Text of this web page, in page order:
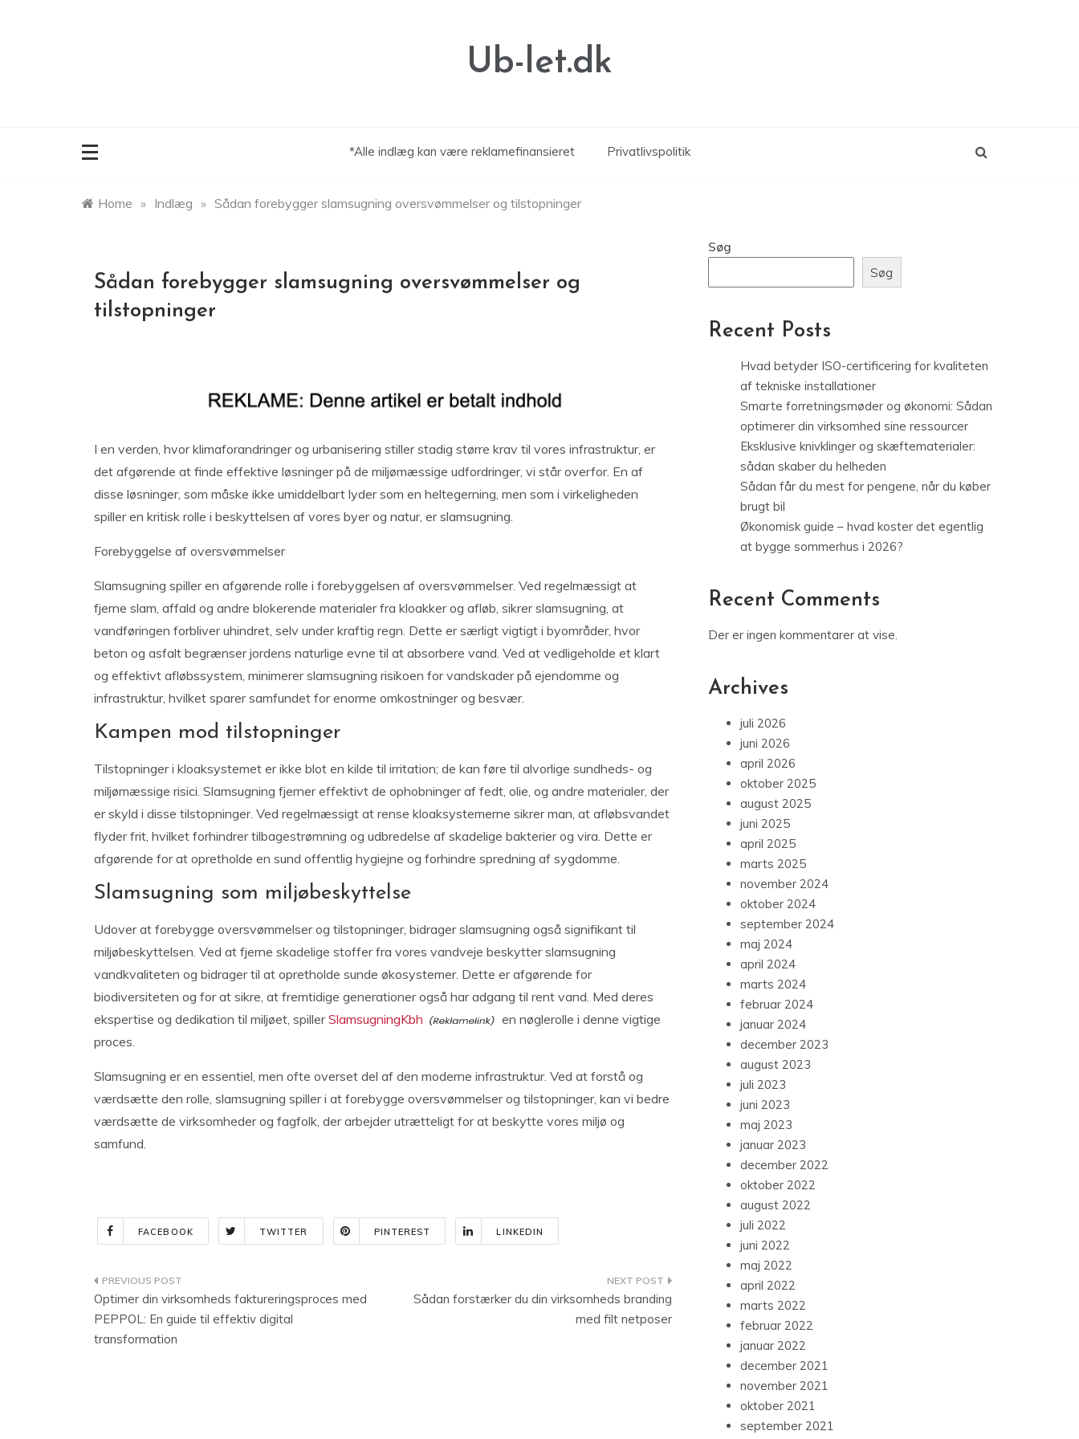
Ub-let.dk
*Alle indlæg kan være reklamefinansieret Privatlivspolitik
Home » Indlæg » Sådan forebygger slamsugning oversvømmelser og tilstopninger
Sådan forebygger slamsugning oversvømmelser og
tilstopninger
I en verden, hvor klimaforandringer og urbanisering stiller stadig større krav til vores infrastruktur, er
det afgørende at finde effektive løsninger på de miljømæssige udfordringer, vi står overfor. En af
disse løsninger, som måske ikke umiddelbart lyder som en heltegerning, men som i virkeligheden
spiller en kritisk rolle i beskyttelsen af vores byer og natur, er slamsugning.
Forebyggelse af oversvømmelser
Slamsugning spiller en afgørende rolle i forebyggelsen af oversvømmelser. Ved regelmæssigt at
fjerne slam, affald og andre blokerende materialer fra kloakker og afløb, sikrer slamsugning, at
vandføringen forbliver uhindret, selv under kraftig regn. Dette er særligt vigtigt i byområder, hvor
beton og asfalt begrænser jordens naturlige evne til at absorbere vand. Ved at vedligeholde et klart
og effektivt afløbssystem, minimerer slamsugning risikoen for vandskader på ejendomme og
infrastruktur, hvilket sparer samfundet for enorme omkostninger og besvær.
Kampen mod tilstopninger
Tilstopninger i kloaksystemet er ikke blot en kilde til irritation; de kan føre til alvorlige sundheds- og
miljømæssige risici. Slamsugning fjerner effektivt de ophobninger af fedt, olie, og andre materialer, der
er skyld i disse tilstopninger. Ved regelmæssigt at rense kloaksystemerne sikrer man, at afløbsvandet
flyder frit, hvilket forhindrer tilbagestrømning og udbredelse af skadelige bakterier og vira. Dette er
afgørende for at opretholde en sund offentlig hygiejne og forhindre spredning af sygdomme.
Slamsugning som miljøbeskyttelse
Udover at forebygge oversvømmelser og tilstopninger, bidrager slamsugning også signifikant til
miljøbeskyttelsen. Ved at fjerne skadelige stoffer fra vores vandveje beskytter slamsugning
vandkvaliteten og bidrager til at opretholde sunde økosystemer. Dette er afgørende for
biodiversiteten og for at sikre, at fremtidige generationer også har adgang til rent vand. Med deres
ekspertise og dedikation til miljøet, spiller SlamsugningKbh
en nøglerolle i denne vigtige
proces.
Slamsugning er en essentiel, men ofte overset del af den moderne infrastruktur. Ved at forstå og
værdsætte den rolle, slamsugning spiller i at forebygge oversvømmelser og tilstopninger, kan vi bedre
værdsætte de virksomheder og fagfolk, der arbejder utrætteligt for at beskytte vores miljø og
samfund.
FACEBOOK TWITTER PINTEREST LINKEDIN
Indlægsnavigation
Optimer din virksomheds faktureringsproces med
PEPPOL: En guide til effektiv digital
transformation
Sådan forstærker du din virksomheds branding
med filt netposer
Søg
Søg
Recent Posts
Hvad betyder ISO-certificering for kvaliteten
af tekniske installationer
Smarte forretningsmøder og økonomi: Sådan
optimerer din virksomhed sine ressourcer
Eksklusive knivklinger og skæftematerialer:
sådan skaber du helheden
Sådan får du mest for pengene, når du køber
brugt bil
Økonomisk guide – hvad koster det egentlig
at bygge sommerhus i 2026?
Recent Comments
Der er ingen kommentarer at vise.
Archives
juli 2026
juni 2026
april 2026
oktober 2025
august 2025
juni 2025
april 2025
marts 2025
november 2024
oktober 2024
september 2024
maj 2024
april 2024
marts 2024
februar 2024
januar 2024
december 2023
august 2023
juli 2023
juni 2023
maj 2023
januar 2023
december 2022
oktober 2022
august 2022
juli 2022
juni 2022
maj 2022
april 2022
marts 2022
februar 2022
januar 2022
december 2021
november 2021
oktober 2021
september 2021